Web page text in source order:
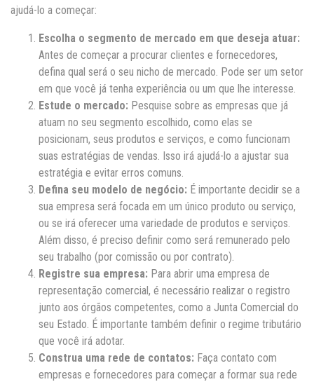
ajudá-lo a começar:
Escolha o segmento de mercado em que deseja atuar:
Antes de começar a procurar clientes e fornecedores,
defina qual será o seu nicho de mercado. Pode ser um setor
em que você já tenha experiência ou um que lhe interesse.
Estude o mercado: Pesquise sobre as empresas que já
atuam no seu segmento escolhido, como elas se
posicionam, seus produtos e serviços, e como funcionam
suas estratégias de vendas. Isso irá ajudá-lo a ajustar sua
estratégia e evitar erros comuns.
Defina seu modelo de negócio: É importante decidir se a
sua empresa será focada em um único produto ou serviço,
ou se irá oferecer uma variedade de produtos e serviços.
Além disso, é preciso definir como será remunerado pelo
seu trabalho (por comissão ou por contrato).
Registre sua empresa: Para abrir uma empresa de
representação comercial, é necessário realizar o registro
junto aos órgãos competentes, como a Junta Comercial do
seu Estado. É importante também definir o regime tributário
que você irá adotar.
Construa uma rede de contatos: Faça contato com
empresas e fornecedores para começar a formar sua rede